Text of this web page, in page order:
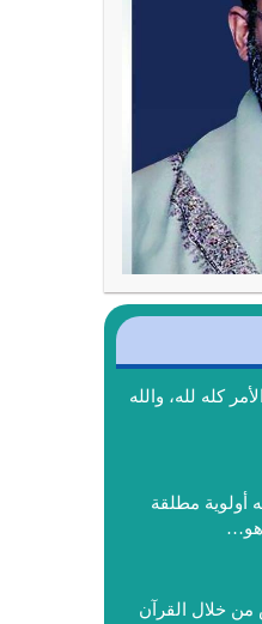
كله لله، والله
أولوية مطلقة
هو…
من خلال القرآن